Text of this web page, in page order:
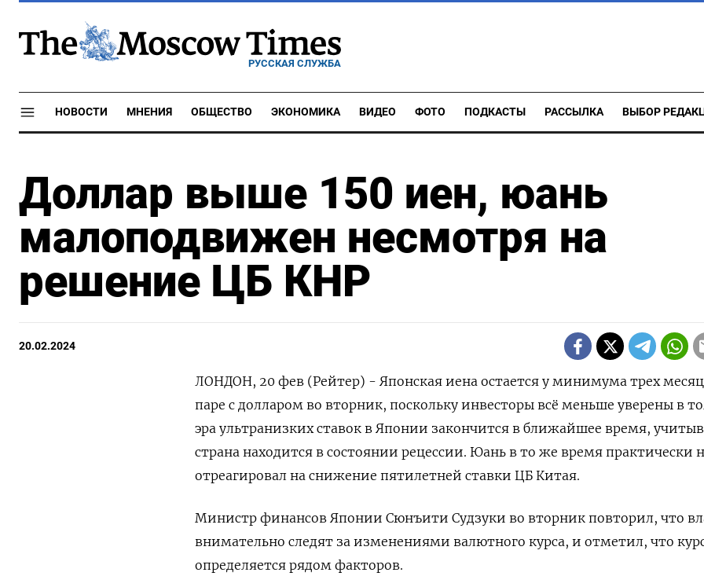
РУССКАЯ СЛУЖБА
НОВОСТИ МНЕНИЯ ОБЩЕСТВО ЭКОНОМИКА ВИДЕО ФОТО ПОДКАСТЫ РАССЫЛКА ВЫБОР
Доллар выше 150 иен, юань
малоподвижен несмотря на
решение ЦБ КНР
20.02.2024
ЛОНДОН, 20 фев (Рейтер) - Японская иена остается у минимума трех
паре с долларом во вторник, поскольку инвесторы всё меньше уверены в
эра ультранизких ставок в Японии закончится в ближайшее время,
страна находится в состоянии рецессии. Юань в то же время практически
отреагировал на снижение пятилетней ставки ЦБ Китая.
Министр финансов Японии Сюнъити Судзуки во вторник повторил, что
внимательно следят за изменениями валютного курса, и отметил, что
определяется рядом факторов.